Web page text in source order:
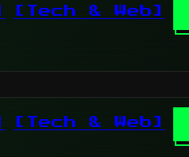
[Tech & Web]
[Tech & Web]